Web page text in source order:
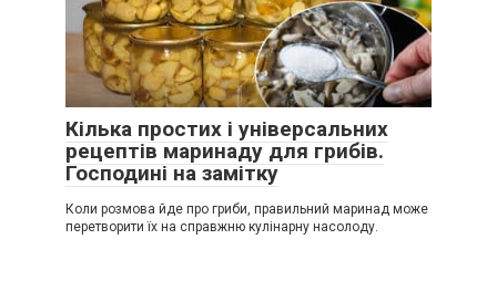
Кілька простих і універсальних
рецептів маринаду для грибів.
Господині на замітку
Коли розмова йде про гриби, правильний маринад може
перетворити їх на справжню кулінарну насолоду.